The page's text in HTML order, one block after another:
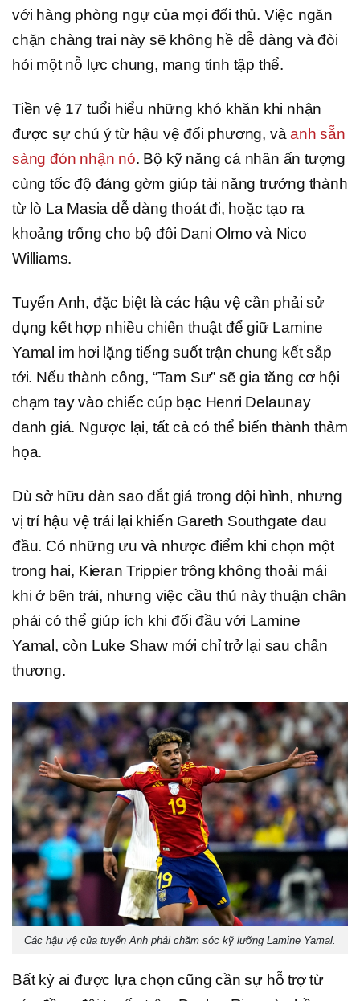
với hàng phòng ngự của mọi đối thủ. Việc ngăn
chặn chàng trai này sẽ không hề dễ dàng và đòi
hỏi một nỗ lực chung, mang tính tập thể.
Tiền vệ 17 tuổi hiểu những khó khăn khi nhận
được sự chú ý từ hậu vệ đối phương, vàanh sẵn
sàng đón nhận nó. Bộ kỹ năng cá nhân ấn tượng
cùng tốc độ đáng gờm giúp tài năng trưởng thành
từ lò La Masia dễ dàng thoát đi, hoặc tạo ra
khoảng trống cho bộ đôi Dani Olmo và Nico
Williams.
Tuyển Anh, đặc biệt là các hậu vệ cần phải sử
dụng kết hợp nhiều chiến thuật để giữ Lamine
Yamal im hơi lặng tiếng suốt trận chung kết sắp
tới. Nếu thành công, “Tam Sư” sẽ gia tăng cơ hội
chạm tay vào chiếc cúp bạc Henri Delaunay
danh giá. Ngược lại, tất cả có thể biến thành thảm
họa.
Dù sở hữu dàn sao đắt giá trong đội hình, nhưng
vị trí hậu vệ trái lại khiến Gareth Southgate đau
đầu. Có những ưu và nhược điểm khi chọn một
trong hai, Kieran Trippier trông không thoải mái
khi ở bên trái, nhưng việc cầu thủ này thuận chân
phải có thể giúp ích khi đối đầu với Lamine
Yamal, còn Luke Shaw mới chỉ trở lại sau chấn
thương.
Các hậu vệ của tuyển Anh phải chăm sóc kỹ lưỡng Lamine Yamal.
Bất kỳ ai được lựa chọn cũng cần sự hỗ trợ từ